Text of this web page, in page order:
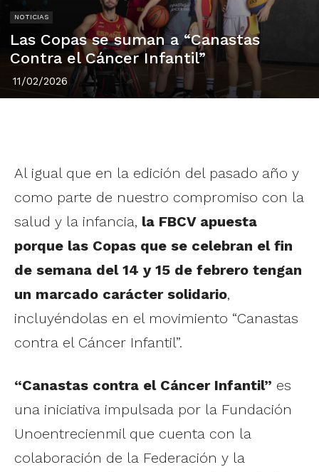
NOTICIAS
Las Copas se suman a “Canastas
Contra el Cáncer Infantil”
11/02/2026
Al igual que en la edición del pasado año y
como parte de nuestro compromiso con la
salud y la infancia, la FBCV apuesta
porque las Copas que se celebran el fin
de semana del 14 y 15 de febrero tengan
un marcado carácter solidario,
incluyéndolas en el movimiento “Canastas
contra el Cáncer Infantil”.
“Canastas contra el Cáncer Infantil” es
una iniciativa impulsada por la Fundación
Unoentrecienmil que cuenta con la
colaboración de la Federación y la